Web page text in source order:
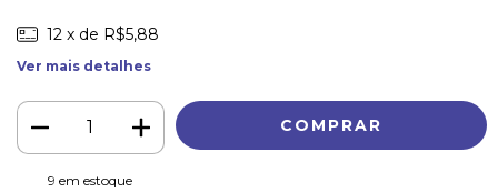
12 x de R$5,88
Ver mais detalhes
9 em estoque